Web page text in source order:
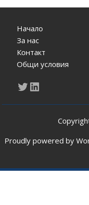
Начало
За нас
Контакт
Общи условия
Twitter
LinkedIn
Proudly powered by